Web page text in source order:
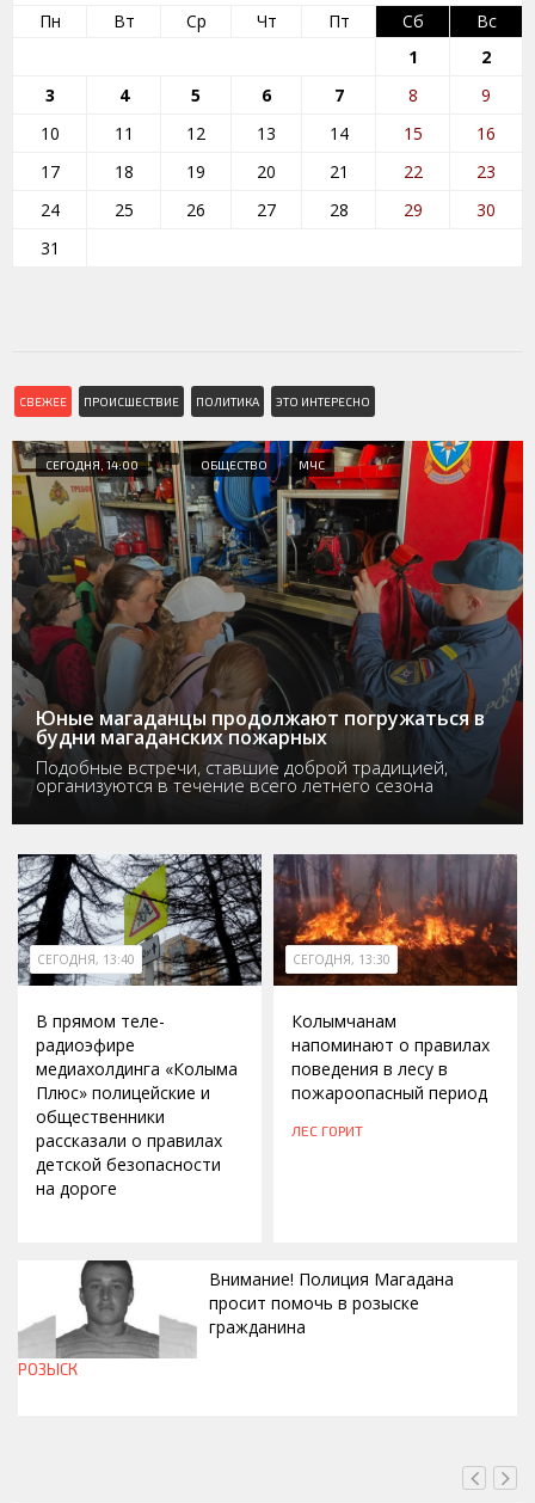
Пн Вт Ср Чт Пт Сб
Вс
1
2
3
4 5 6 7 8
9
10
11 12 13 14 15
16
17
18 19 20 21 22
23
24
25 26 27 28 29
30
31
СВЕЖЕЕ ПРОИСШЕСТВИЕ ПОЛИТИКА ЭТО ИНТЕРЕСНО
СЕГОДНЯ, 14:00 ОБЩЕСТВО МЧС
Юные магаданцы продолжают погружаться в
будни магаданских пожарных
Подобные встречи, ставшие доброй традицией,
организуются в течение всего летнего сезона
СЕГОДНЯ, 13:40
В прямом теле-
радиоэфире
медиахолдинга «Колыма
Плюс» полицейские и
общественники
рассказали о правилах
детской безопасности
на дороге
СЕГОДНЯ, 13:30
Колымчанам
напоминают о правилах
поведения в лесу в
пожароопасный период
ЛЕС ГОРИТ
Внимание! Полиция Магадана
просит помочь в розыске
гражданина
РОЗЫСК